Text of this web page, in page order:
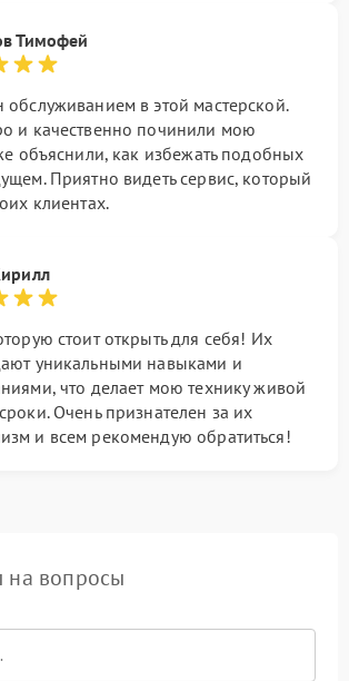
Тимофей
обслуживанием в этой мастерской.
и качественно починили мою
объяснили, как избежать подобных
Приятно видеть сервис, который
клиентах.
стоит открыть для себя! Их
уникальными навыками и
что делает мою технику живой
Очень признателен за их
и всем рекомендую обратиться!
на вопросы